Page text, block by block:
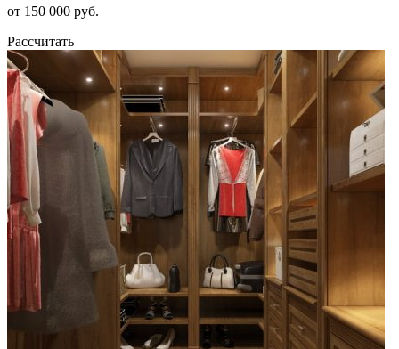
от 150 000 руб.
Рассчитать